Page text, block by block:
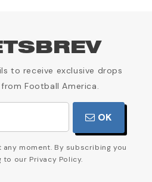
to receive exclusive drops
Football America.
OK
moment. By subscribing you
to our Privacy Policy.